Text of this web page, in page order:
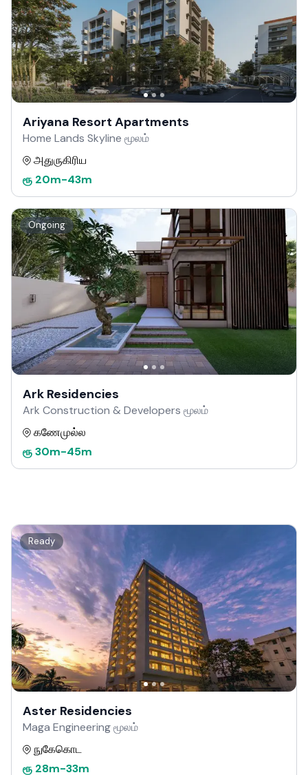
Ariyana Resort Apartments
Home Lands Skyline மூலம்
அதுருகிரிய
ரூ 20m-43m
Ongoing
Ark Residencies
Ark Construction & Developers மூலம்
கணேமுல்ல
ரூ30m-45m
Ready
Aster Residencies
Maga Engineering மூலம்
நுகேகொட
ரூ 28m-33m